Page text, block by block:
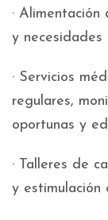
·
y necesidades
· Servicios
regulares,
oportunas y
· Talleres de
y estimulación